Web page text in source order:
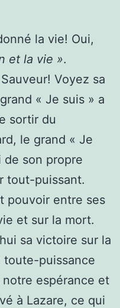
la vie! Oui,
et la vie ».
Voyez sa
« Je suis » a
sortir du
le grand « Je
de son propre
tout-puissant.
pouvoir entre ses
et sur la mort.
sa victoire sur la
toute-puissance
espérance et
à Lazare, ce qui